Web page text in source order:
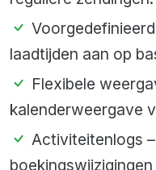
laadtijden aan op
Flexibele
kalenderweergave
Activiteitenlogs